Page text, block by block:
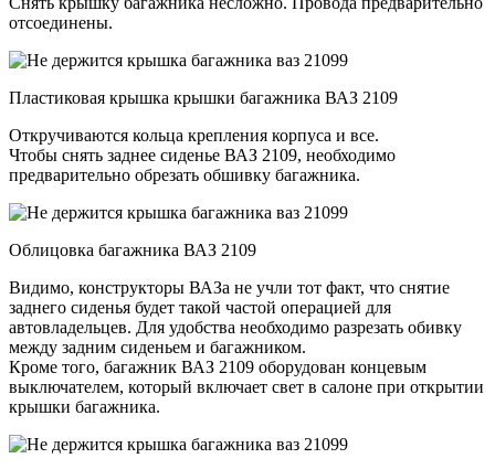
отсоединены.
Пластиковая крышка крышки багажника ВАЗ 2109
Откручиваются кольца крепления корпуса и все.
Чтобы снять заднее сиденье ВАЗ 2109, необходимо
предварительно обрезать обшивку багажника.
Облицовка багажника ВАЗ 2109
Видимо, конструкторы ВАЗа не учли тот факт, что снятие
заднего сиденья будет такой частой операцией для
автовладельцев. Для удобства необходимо разрезать обивку
между задним сиденьем и багажником.
Кроме того, багажник ВАЗ 2109 оборудован концевым
выключателем, который включает свет в салоне при открытии
крышки багажника.